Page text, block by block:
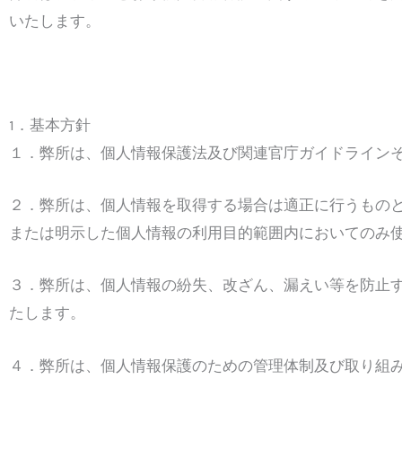
いたします。
1．基本方針
１．弊所は、個人情報保護法及び関連官庁ガイドライ
２．弊所は、個人情報を取得する場合は適正に行うも
または明示した個人情報の利用目的範囲内においてのみ
３．弊所は、個人情報の紛失、改ざん、漏えい等を防
たします。
４．弊所は、個人情報保護のための管理体制及び取り